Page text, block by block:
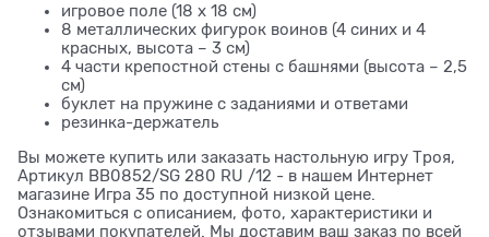
игровое поле (18 х 18 см)
8 металлических фигурок воинов (4 синих и 4
красных, высота – 3 см)
4 части крепостной стены с башнями (высота – 2,5
см)
буклет на пружине с заданиями и ответами
резинка-держатель
Вы можете купить или заказать настольную игру Троя,
Артикул BB0852/SG 280 RU /12 - в нашем Интернет
магазине Игра 35 по доступной низкой цене.
Ознакомиться с описанием, фото, характеристики и
отзывами покупателей. Мы доставим ваш заказ по всей